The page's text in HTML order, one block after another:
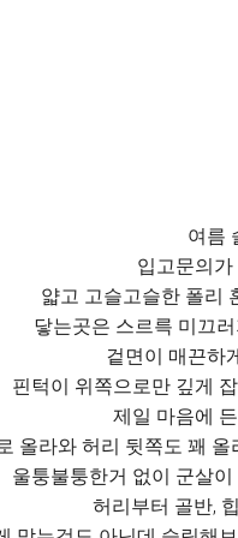
여름
입고문의
얇고 고슬고슬한 폴리
닿는곳은 스르륵 미끄
겉면이 매끈하
핀턱이 위쪽으로만 깊게
제일 마음에
올라와 허리 뒷쪽도 꽤
울퉁불퉁한거 없이 군살
허리부터 골반,